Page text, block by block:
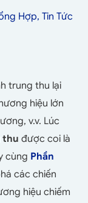
Hợp, Tin Tức
trung thu lại
hiệu lớn
v.v. Lúc
thu được coi là
cùng Phần
các chiến
hiệu chiếm